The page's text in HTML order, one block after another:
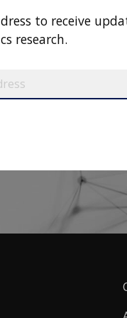
to receive
research.